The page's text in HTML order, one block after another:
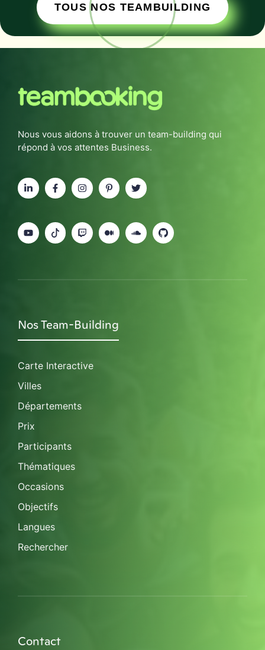
TOUS NOS TEAMBUILDING
Nous vous aidons à trouver un team-building qui
répond à vos attentes Business.
Nos Team-Building
Carte Interactive
Villes
Départements
Prix
Participants
Thématiques
Occasions
Objectifs
Langues
Rechercher
Contact